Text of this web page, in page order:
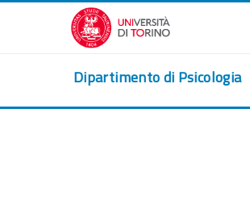
Salta al contenido principal
Dipartimento di Psicologia